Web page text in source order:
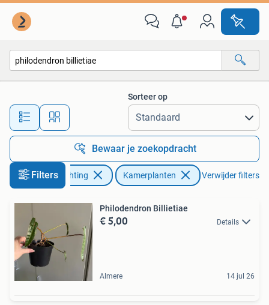
Alle afstanden…
Sorteer op
Bewaar je zoekopdracht
Filters
Huis en Inrichting Kamerplanten Verwijder filters
Philodendron Billietiae
€ 5,00 Details
Almere 14 jul 26